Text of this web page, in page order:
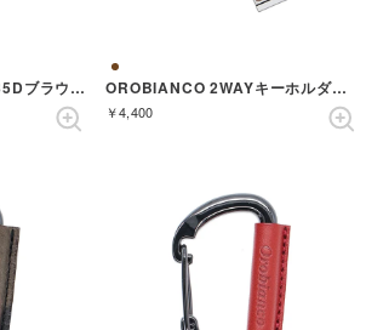
スマートキーケース （35Dブラウン） OROBIANCO 2WAYキーホルダー CA ORKYー005CA （CAMEL）
￥4,400